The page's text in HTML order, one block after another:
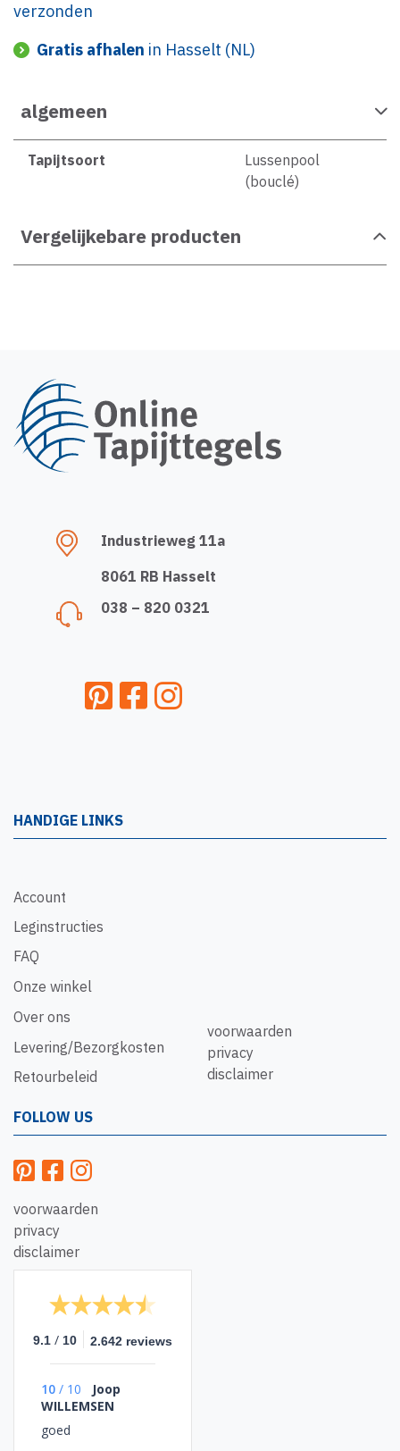
verzonden
Gratis afhalen in Hasselt (NL)
algemeen
Tapijtsoort
Lussenpool
(bouclé)
Vergelijkebare producten
Industrieweg 11a
8061 RB Hasselt
038 – 820 0321
HANDIGE LINKS
Account
Leginstructies
FAQ
Onze winkel
Over ons
Levering/Bezorgkosten
Retourbeleid
voorwaarden
privacy
disclaimer
FOLLOW US
voorwaarden
privacy
disclaimer
9.1 / 10 2.642 reviews
10 / 10
Joop
WILLEMSEN
goed